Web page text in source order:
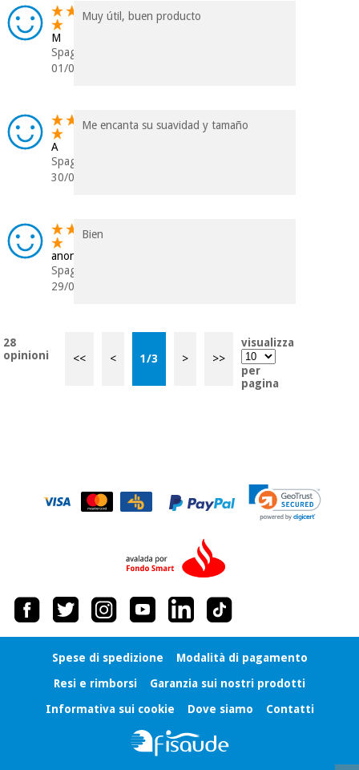
M
Spagna
01/01/2025
Muy útil, buen producto
A
Spagna
30/09/2024
Me encanta su suavidad y tamaño
anonimo
Spagna
29/05/2024
Bien
28
opinioni
<< < 1/3 > >>
visualizza
per
pagina
Spese di spedizione
Modalità di pagamento
Resi e rimborsi
Garanzia sui nostri prodotti
Informativa sui cookie
Dove siamo Contatti